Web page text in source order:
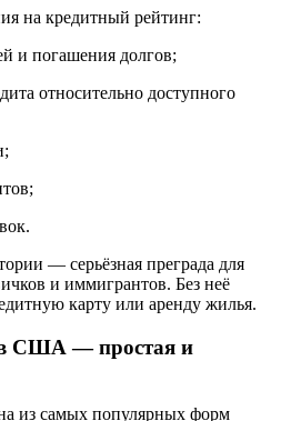
на кредитный рейтинг:
и погашения долгов;
относительно доступного
— серьёзная преграда для
и иммигрантов. Без неё
карту или аренду жилья.
в США — простая и
из самых популярных форм